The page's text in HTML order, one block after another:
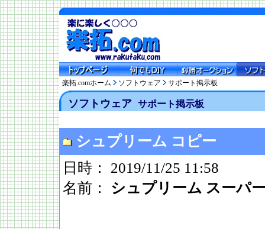
楽拓.comホーム ソフトウェア サポート掲示板
ソフトウェア サポート掲示板
シュプリーム コピー
日時： 2019/11/25 11:58
名前： シュプリーム スーパ